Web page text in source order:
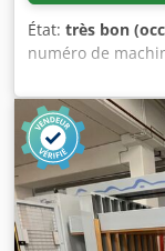
État: très bon
numéro de
Raccordement
machine : 4 300
1 300 mm
pressage : 2 650
Hauteur de
jusqu’à : 150 bar
affichage